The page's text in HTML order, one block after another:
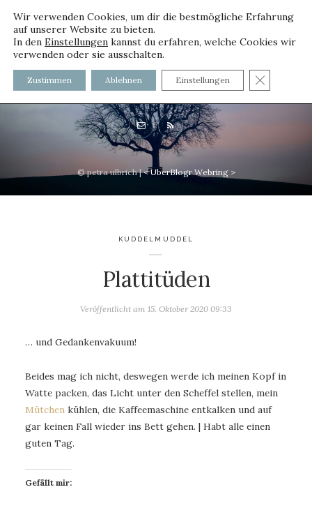
voller worte - mit und ohne
Innenfutter
© petra ulbrich |< UberBlogr Webring >
KUDDELMUDDEL
Plattitüden
Veröffentlicht am 15. Oktober 2020 09:33
… und Gedankenvakuum!
Beides mag ich nicht, deswegen werde ich meinen Kopf in
Watte packen, das Licht unter den Scheffel stellen, mein
Mütchen kühlen, die Kaffeemaschine entkalken und auf
gar keinen Fall wieder ins Bett gehen. | Habt alle einen
guten Tag.
Gefällt mir:
Wir verwenden Cookies, um dir die bestmögliche Erfahrung
auf unserer Website zu bieten.
In den Einstellungen kannst du erfahren, welche Cookies wir
verwenden oder sie ausschalten.
Zustimmen Ablehnen Einstellungen GDPR